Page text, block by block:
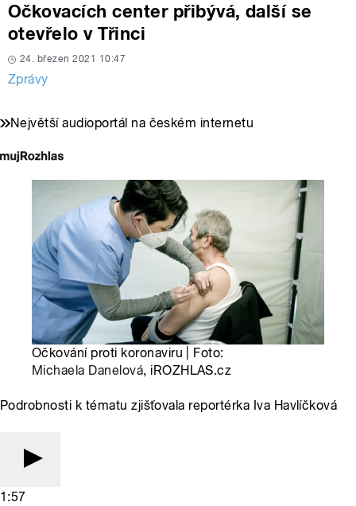
Očkovacích center přibývá, další se
otevřelo v Třinci
24. březen 2021 10:47
Zprávy
Největší audioportál na českém internetu
Očkování proti koronaviru | Foto:
Michaela Danelová, iROZHLAS.cz
Podrobnosti k tématu zjišťovala reportérka Iva Havlíčková
1:57